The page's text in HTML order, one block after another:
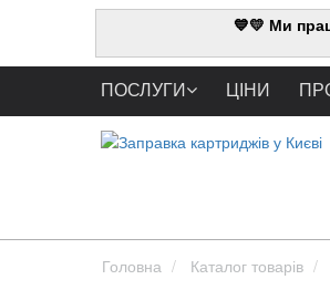
💙💛 Ми
ПОСЛУГИ ЦІНИ
Головна Каталог товарів